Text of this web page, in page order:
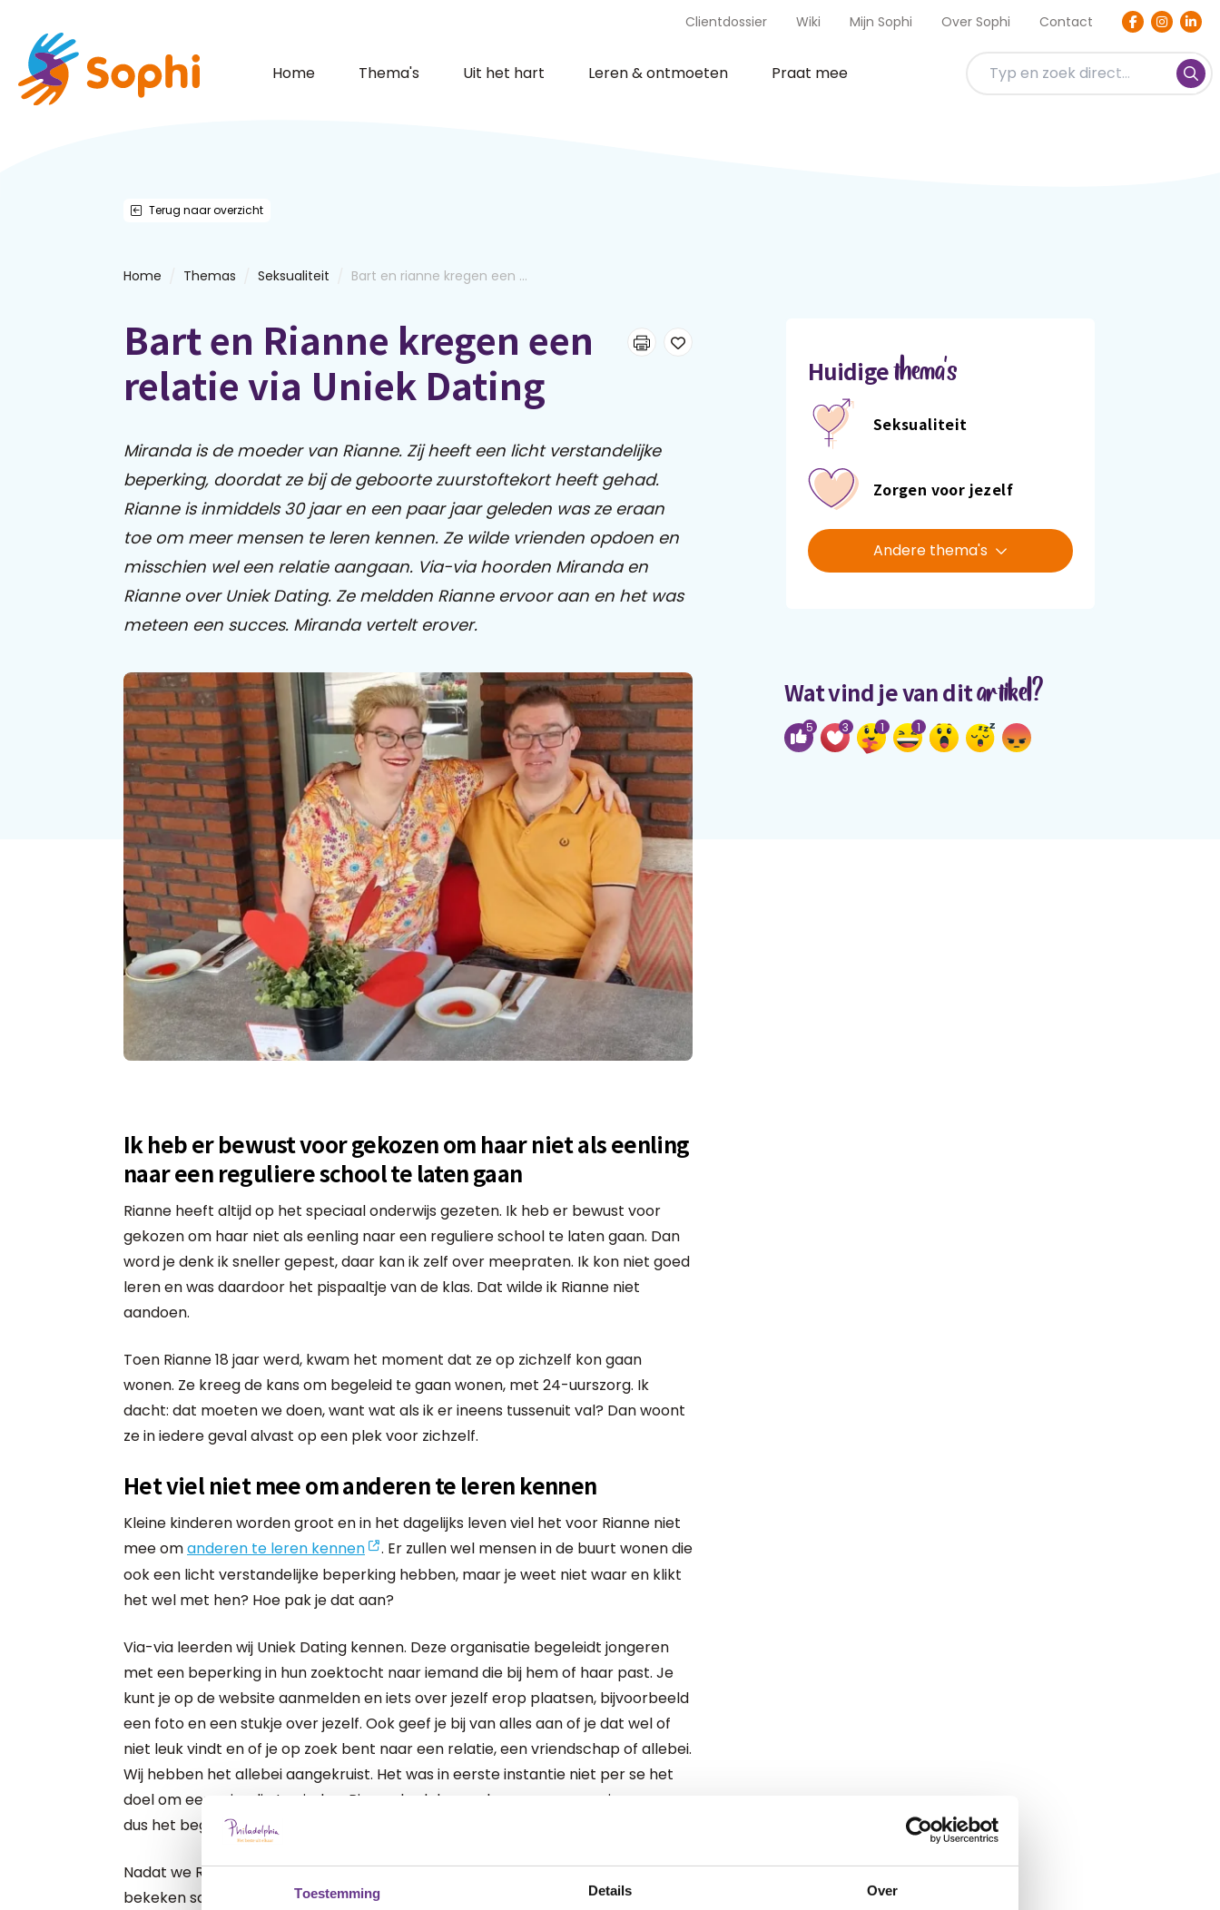
Toestemming Details Over
Clientdossier Wiki Mijn Sophi Over Sophi Contact
Home Thema's Uit het hart Leren & ontmoeten Praat mee
Terug naar overzicht
Home Themas Seksualiteit Bart en rianne kregen een ...
Bart en Rianne kregen een
relatie via Uniek Dating
Miranda is de moeder van Rianne. Zij heeft een licht verstandelijke
beperking, doordat ze bij de geboorte zuurstoftekort heeft gehad.
Rianne is inmiddels 30 jaar en een paar jaar geleden was ze eraan
toe om meer mensen te leren kennen. Ze wilde vrienden opdoen en
misschien wel een relatie aangaan. Via-via hoorden Miranda en
Rianne over Uniek Dating. Ze meldden Rianne ervoor aan en het was
meteen een succes. Miranda vertelt erover.
Ik heb er bewust voor gekozen om haar niet als eenling
naar een reguliere school te laten gaan
Rianne heeft altijd op het speciaal onderwijs gezeten. Ik heb er bewust voor
gekozen om haar niet als eenling naar een reguliere school te laten gaan. Dan
word je denk ik sneller gepest, daar kan ik zelf over meepraten. Ik kon niet goed
leren en was daardoor het pispaaltje van de klas. Dat wilde ik Rianne niet
aandoen.
Toen Rianne 18 jaar werd, kwam het moment dat ze op zichzelf kon gaan
wonen. Ze kreeg de kans om begeleid te gaan wonen, met 24-uurszorg. Ik
dacht: dat moeten we doen, want wat als ik er ineens tussenuit val? Dan woont
ze in iedere geval alvast op een plek voor zichzelf.
Het viel niet mee om anderen te leren kennen
Kleine kinderen worden groot en in het dagelijks leven viel het voor Rianne niet
mee omanderen te leren kennen
. Er zullen wel mensen in de buurt wonen die
ook een licht verstandelijke beperking hebben, maar je weet niet waar en klikt
het wel met hen? Hoe pak je dat aan?
Via-via leerden wij Uniek Dating kennen. Deze organisatie begeleidt jongeren
met een beperking in hun zoektocht naar iemand die bij hem of haar past. Je
kunt je op de website aanmelden en iets over jezelf erop plaatsen, bijvoorbeeld
een foto en een stukje over jezelf. Ook geef je bij van alles aan of je dat wel of
niet leuk vindt en of je op zoek bent naar een relatie, een vriendschap of allebei.
Wij hebben het allebei aangekruist. Het was in eerste instantie niet per se het
doel om een vriendje te vinden. Rianne had daar ook nog geen ervaring mee,
dus het begon met het idee om vrienden te maken en kennissen op te doen.
Nadat we Rianne aanmeldden, begon het zoeken. Dat was heel leuk. We
bekeken samen op de website wat Rianne precies moest doen en waar ze op
Huidigethema's
Seksualiteit
Zorgen voor jezelf
Andere thema's
Wat vind je van ditartikel?
5 3 1 1